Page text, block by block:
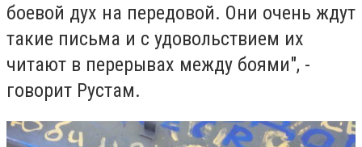
боевой дух на передовой. Они очень ждут
такие письма и с удовольствием их
читают в перерывах между боями", -
говорит Рустам.